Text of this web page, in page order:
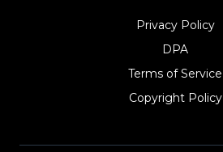
Privacy Policy
DPA
Terms of Service
Copyright Policy‎